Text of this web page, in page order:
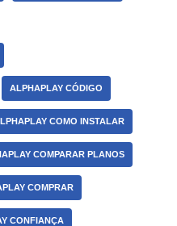
ALPHAPLAY CÓDIGO
COMO INSTALAR
COMPARAR PLANOS
COMPRAR
CONFIANÇA